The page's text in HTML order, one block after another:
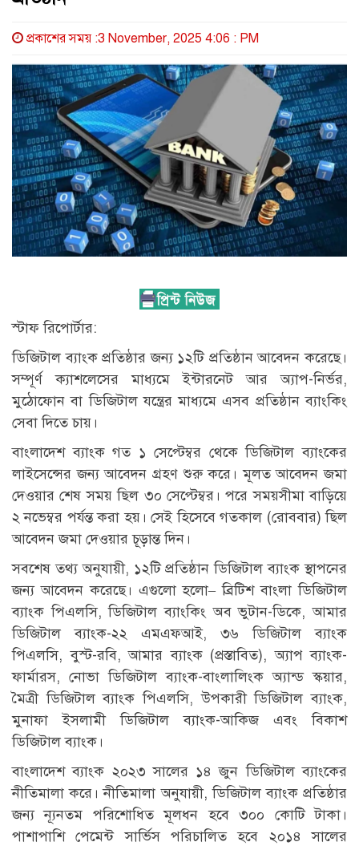
প্রকাশের সময় :3 November, 2025 4:06 : PM
স্টাফ রিপোর্টার:
ডিজিটাল ব্যাংক প্রতিষ্ঠার জন্য ১২টি প্রতিষ্ঠান আবেদন করেছে।
সম্পূর্ণ ক্যাশলেসের মাধ্যমে ইন্টারনেট আর অ্যাপ-নির্ভর,
মুঠোফোন বা ডিজিটাল যন্ত্রের মাধ্যমে এসব প্রতিষ্ঠান ব্যাংকিং
সেবা দিতে চায়।
বাংলাদেশ ব্যাংক গত ১ সেপ্টেম্বর থেকে ডিজিটাল ব্যাংকের
লাইসেন্সের জন্য আবেদন গ্রহণ শুরু করে। মূলত আবেদন জমা
দেওয়ার শেষ সময় ছিল ৩০ সেপ্টেম্বর। পরে সময়সীমা বাড়িয়ে
২ নভেম্বর পর্যন্ত করা হয়। সেই হিসেবে গতকাল (রোববার) ছিল
আবেদন জমা দেওয়ার চূড়ান্ত দিন।
সবশেষ তথ্য অনুযায়ী, ১২টি প্রতিষ্ঠান ডিজিটাল ব্যাংক স্থাপনের
জন্য আবেদন করেছে। এগুলো হলো– ব্রিটিশ বাংলা ডিজিটাল
ব্যাংক পিএলসি, ডিজিটাল ব্যাংকিং অব ভুটান-ডিকে, আমার
ডিজিটাল ব্যাংক-২২ এমএফআই, ৩৬ ডিজিটাল ব্যাংক
পিএলসি, বুস্ট-রবি, আমার ব্যাংক (প্রস্তাবিত), অ্যাপ ব্যাংক-
ফার্মারস, নোভা ডিজিটাল ব্যাংক-বাংলালিংক অ্যান্ড স্কয়ার,
মৈত্রী ডিজিটাল ব্যাংক পিএলসি, উপকারী ডিজিটাল ব্যাংক,
মুনাফা ইসলামী ডিজিটাল ব্যাংক-আকিজ এবং বিকাশ
ডিজিটাল ব্যাংক।
বাংলাদেশ ব্যাংক ২০২৩ সালের ১৪ জুন ডিজিটাল ব্যাংকের
নীতিমালা করে। নীতিমালা অনুযায়ী, ডিজিটাল ব্যাংক প্রতিষ্ঠার
জন্য ন্যূনতম পরিশোধিত মূলধন হবে ৩০০ কোটি টাকা।
পাশাপাশি পেমেন্ট সার্ভিস পরিচালিত হবে ২০১৪ সালের